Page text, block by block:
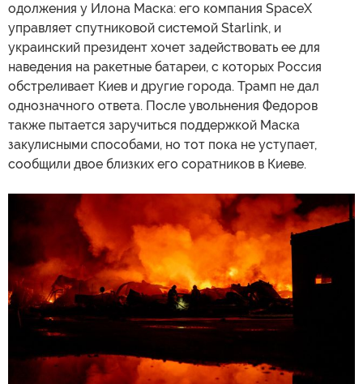
одолжения у Илона Маска: его компания SpaceX
управляет спутниковой системой Starlink, и
украинский президент хочет задействовать ее для
наведения на ракетные батареи, с которых Россия
обстреливает Киев и другие города. Трамп не дал
однозначного ответа. После увольнения Федоров
также пытается заручиться поддержкой Маска
закулисными способами, но тот пока не уступает,
сообщили двое близких его соратников в Киеве.